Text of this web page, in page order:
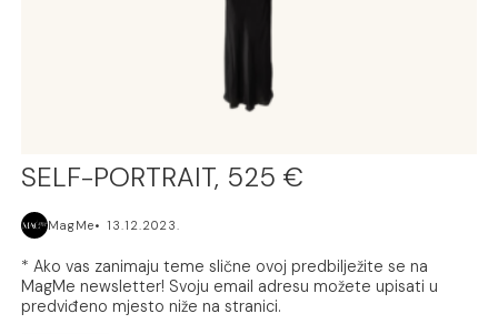
SELF-PORTRAIT, 525 €
MagMe 13.12.2023.
* Ako vas zanimaju teme slične ovoj predbilježite se na
MagMe newsletter! Svoju email adresu možete upisati u
predviđeno mjesto niže na stranici.